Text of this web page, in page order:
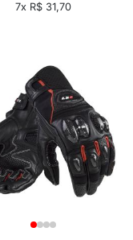
7x R$ 31,70